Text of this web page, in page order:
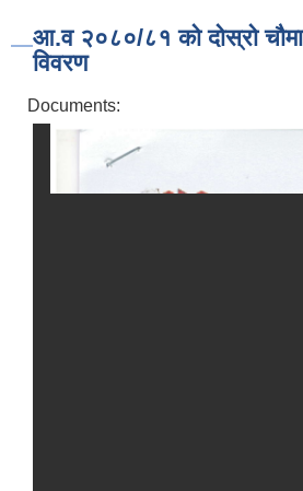
आ.व २०८०/८१ को दोस्रो
विवरण
Documents: